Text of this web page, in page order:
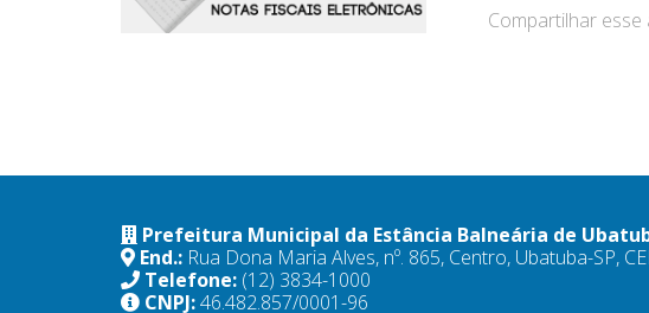
Compartilhar esse
Prefeitura Municipal da Estância Balneária de
End.: Rua Dona Maria Alves, nº. 865, Centro, Ubatuba-SP,
Telefone: (12) 3834-1000
CNPJ:46.482.857/0001-96